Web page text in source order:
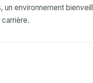
un environnement